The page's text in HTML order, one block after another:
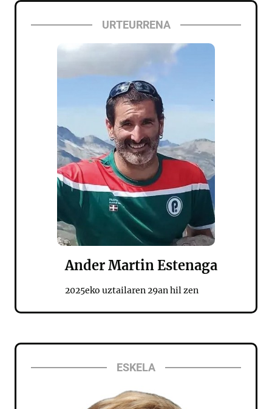
URTEURRENA
Ander Martin Estenaga
2025eko uztailaren 29an hil zen
ESKELA